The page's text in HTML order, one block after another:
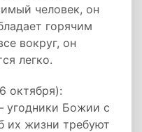
человек, он
горячим
вокруг, он
легко.
октября):
угодники Божии с
их жизни требуют